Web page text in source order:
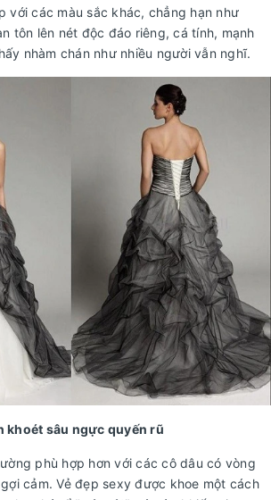
với các màu sắc khác, chẳng hạn như
tôn lên nét độc đáo riêng, cá tính, mạnh
nhàm chán như nhiều người vẫn nghĩ.
khoét sâu ngực quyến rũ
phù hợp hơn với các cô dâu có vòng
cảm. Vẻ đẹp sexy được khoe một cách